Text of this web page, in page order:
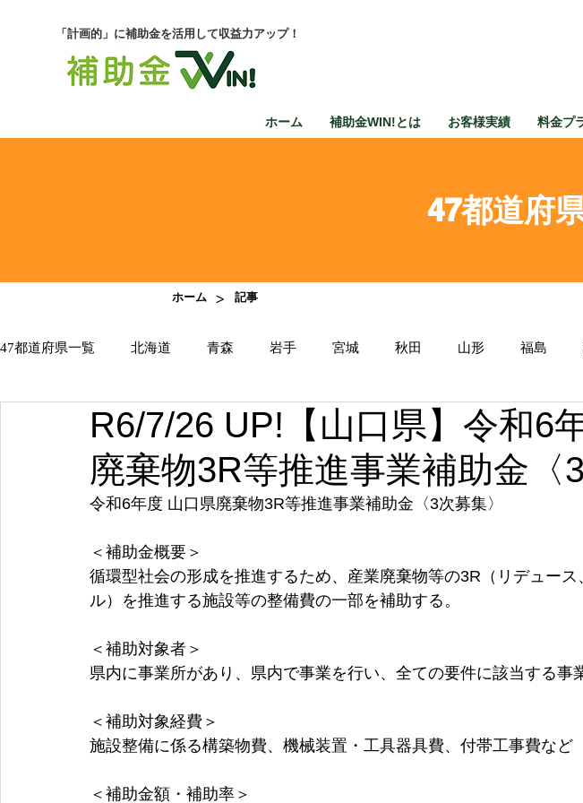
「計画的」に補助金を活用して収益力アップ！
ホーム 補助金WIN!とは お客様実績 料金プ
47都道府
ホーム > 記事
47都道府県一覧 北海道 青森 岩手 宮城 秋田 山形 福島
千葉 東京 神奈川 新潟 富山 石川 福井 山梨
三重 滋賀 大阪 兵庫 奈良 和歌山
R6/7/26 UP!【山口県】令和6
廃棄物3R等推進事業補助金〈3
令和6年度 山口県廃棄物3R等推進事業補助金〈3次募集〉
＜補助金概要＞
循環型社会の形成を推進するため、産業廃棄物等の3R（リデュース
ル）を推進する施設等の整備費の一部を補助する。
＜補助対象者＞
県内に事業所があり、県内で事業を行い、全ての要件に該当する事
＜補助対象経費＞
施設整備に係る構築物費、機械装置・工具器具費、付帯工事費など
＜補助金額・補助率＞